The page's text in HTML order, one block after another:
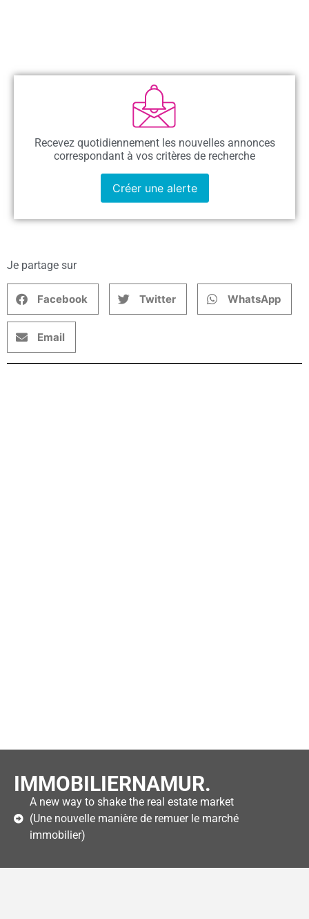
Recevez quotidiennement les nouvelles annonces
correspondant à vos critères de recherche
Créer une alerte
Je partage sur
Facebook Twitter WhatsApp
Email
IMMOBILIERNAMUR.
A new way to shake the real estate market
(Une nouvelle manière de remuer le marché
immobilier)